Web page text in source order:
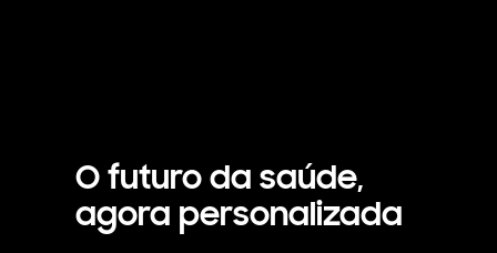
O futuro da saúde,
agora personalizada